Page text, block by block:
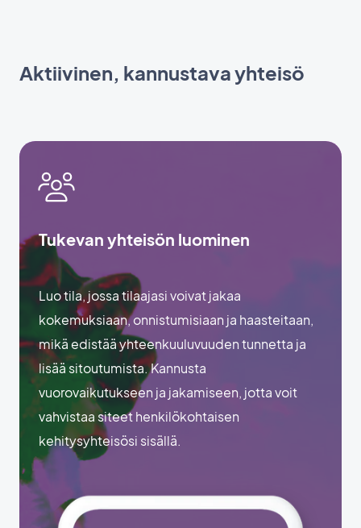
Aktiivinen, kannustava yhteisö
Tukevan yhteisön luominen
Luo tila, jossa tilaajasi voivat jakaa
kokemuksiaan, onnistumisiaan ja haasteitaan,
mikä edistää yhteenkuuluvuuden tunnetta ja
lisää sitoutumista. Kannusta
vuorovaikutukseen ja jakamiseen, jotta voit
vahvistaa siteet henkilökohtaisen
kehitysyhteisösi sisällä.